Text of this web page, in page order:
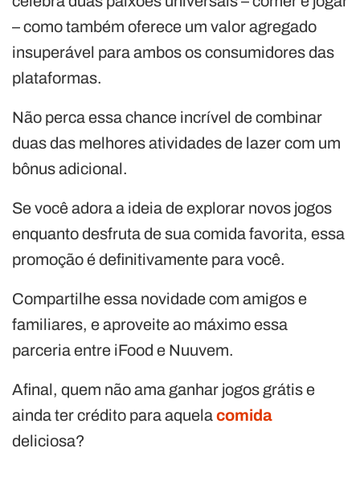
– como também oferece um valor agregado
insuperável para ambos os consumidores das
plataformas.
Não perca essa chance incrível de combinar
duas das melhores atividades de lazer com um
bônus adicional.
Se você adora a ideia de explorar novos jogos
enquanto desfruta de sua comida favorita, essa
promoção é definitivamente para você.
Compartilhe essa novidade com amigos e
familiares, e aproveite ao máximo essa
parceria entre iFood e Nuuvem.
Afinal, quem não ama ganhar jogos grátis e
ainda ter crédito para aquelacomida
deliciosa?